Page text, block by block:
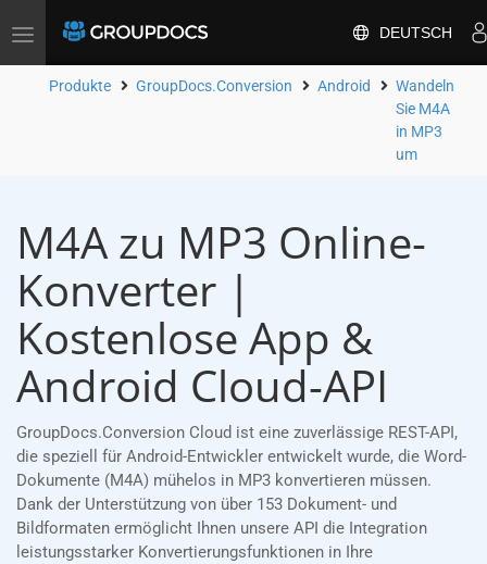
Toggle
DEUTSCH
Produkte GroupDocs.Conversion Android
Wandeln
Sie M4A
in MP3
um
M4A zu MP3 Online-
Konverter |
Kostenlose App &
Android Cloud-API
GroupDocs.Conversion Cloud ist eine zuverlässige REST-API,
die speziell für Android-Entwickler entwickelt wurde, die Word-
Dokumente (M4A) mühelos in MP3 konvertieren müssen.
Dank der Unterstützung von über 153 Dokument- und
Bildformaten ermöglicht Ihnen unsere API die Integration
leistungsstarker Konvertierungsfunktionen in Ihre